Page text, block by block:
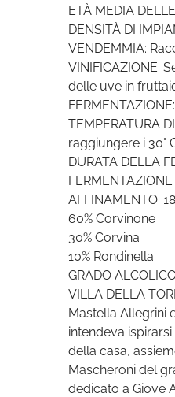
ETÀ MEDIA
DENSITÀ DI
VENDEMMIA:
VINIFICAZIONE:
delle uve in
TEMPERATURA
raggiungere i 30°
DURATA DELLA
AFFINAMENTO:
60% Corvinone
30% Corvina
10% Rondinella
GRADO
VILLA DELLA
Mastella Allegrini
intendeva
della casa,
Mascheroni del
dedicato a Giove